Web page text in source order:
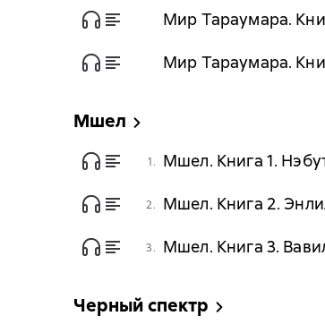
Мир Тараумара.
Мир Тараумара.
Мшел
1. Мшел. Книга 1.
2. Мшел. Книга 2.
3. Мшел. Книга 3.
Черный спектр